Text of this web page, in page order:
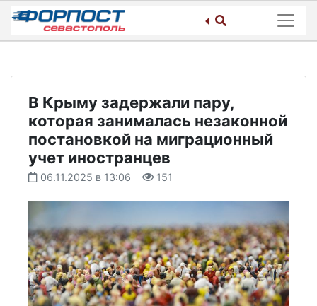
Skip
content
В Крыму задержали пару,
которая занималась незаконной
постановкой на миграционный
учет иностранцев
06.11.2025 в 13:06 151